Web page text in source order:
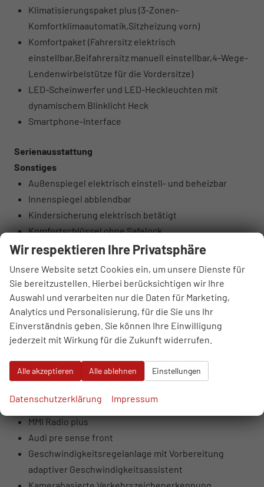
Klimatisierungspaket plus (3-Zonen-
Komfortklimaautomatik,Sitzheizung vorn)
Komfortpaket (Fahrersitz elektrisch
einstellbar,Beifahrersitz manuell einstellbar,4-Wege-
Lendenwirbelstütze für die Vordersitze)
LED-Scheinwerfer und LED-Heckleuchten mit
dynamischem Blinklicht Heck
Smartphone-Interface
Serienausstattung
Sonstiges
Außenspiegel elektrisch einstell- und beheizbar
Innenspiegel abblendbar
Kindersicherung elektrisch betätigt
Komfortschlüssel ohne Safelock
Mittelarmlehne vorn
Vordersitze manuell einstellbar
Wegfahrsperre elektronisch
6 Lautsprecher (passiv)
Audi connect Navigation & Infotainment on Demand
Audi connect Notruf & Service mit Audi connect
Audi phone box light
Digitaler Radioempfang
MMI Radio plus
Audi pre sense front
Geschwindigkeitsregelanlage mit Vorbereitung
adaptiver Geschwindigkeitsassistent
Kamerabasierte Verkehrszeichenerkennung
Wir respektieren Ihre Privatsphäre
Unsere Website setzt Cookies ein, um unsere Dienste für
Sie bereitzustellen. Hierbei berücksichtigen wir Ihre
Auswahl und verarbeiten nur die Daten für Marketing,
Analytics und Personalisierung, für die Sie uns Ihr
Einverständnis geben. Sie können Ihre Einwilligung
jederzeit mit Wirkung für die Zukunft widerrufen.
Alle akzeptieren Alle ablehnen Einstellungen
Datenschutzerklärung Impressum